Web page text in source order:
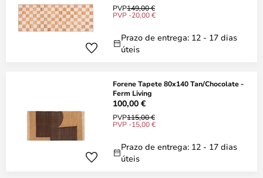
PVP149,00 €
PVP -20,00 €
Prazo de entrega: 12 - 17 dias
úteis
Forene Tapete 80x140 Tan/Chocolate -
Ferm Living
100,00 €
PVP115,00 €
PVP -15,00 €
Prazo de entrega: 12 - 17 dias
úteis